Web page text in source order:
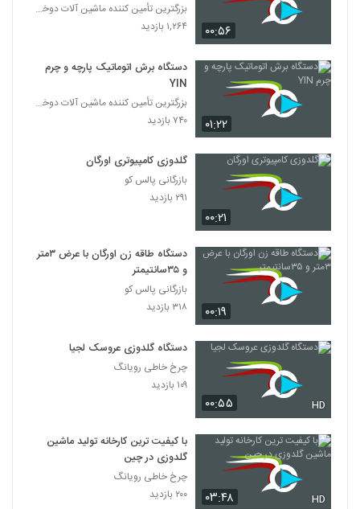
۰۰:۵۶
بزرگترین تأمین کننده ماشین آلات دوخت و برش، گلدوزی
۱,۲۶۴ بازدید
۰۱:۲۲
دستگاه برش اتوماتیک پارچه و چرم
YIN
بزرگترین تأمین کننده ماشین آلات دوخت و برش، گلدوزی
۷۴۰ بازدید
۰۰:۲۱
گلدوزی کامپیوتری اورگان
بازرگانی پالس کو
۲۹۱ بازدید
۰۰:۱۹
دستگاه طاقه زن اورگان با عرض ۳متر
و ۳۵سانتیمتر
بازرگانی پالس کو
۳۱۸ بازدید
۰۰:۵۵ HD
دستگاه گلدوزی عروسک لجیا
چرخ خاطی رویانگ
۱۰۹ بازدید
۰۳:۴۸ HD
با کیفیت ترین کارخانه تولید ماشین
گلدوزی در چین
چرخ خاطی رویانگ
۲۰۰ بازدید